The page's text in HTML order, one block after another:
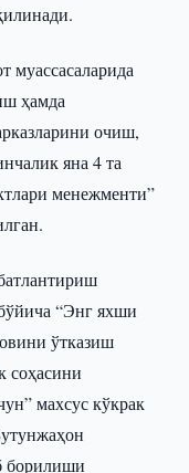
муассасаларида
ҳамда
очиш,
яна 4 та
менежменти”
“Энг яхши
ўтказиш
соҳасини
махсус кўкрак
борилиши